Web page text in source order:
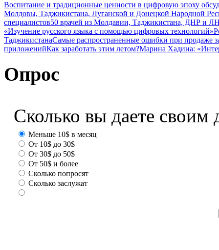
Воспитание и традиционные ценности в цифровую эпоху
Молдовы, Таджикистана, Луганской и Донецкой Народной
специалистов50 врачей из Молдавии, Таджикистана, ДНР и
«Изучение русского языка с помощью цифровых технологий»
ТаджикистанаСамые распространенные ошибки при продаже
приложенийКак заработать этим летом?Марина Хадина:
Опрос
Сколько вы даете своим
Меньше 10$ в месяц
От 10$ до 30$
От 30$ до 50$
От 50$ и более
Сколько попросят
Сколько заслужат